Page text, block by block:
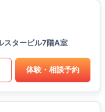
スタービル7階A室
体験・相談予約